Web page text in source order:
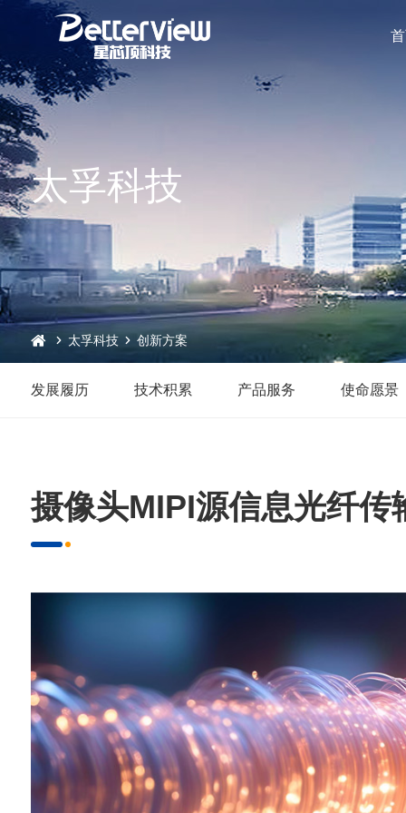
太孚科技
太孚科技 创新方案
发展履历 技术积累 产品服务 使命愿景
摄像头MIPI源信息光纤传